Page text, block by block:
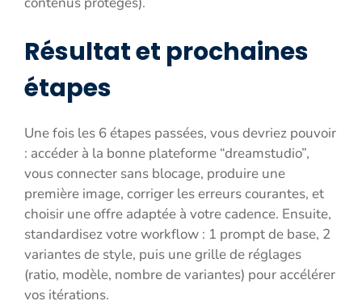
Résultat et prochaines
étapes
Une fois les 6 étapes passées, vous devriez pouvoir
: accéder à la bonne plateforme “dreamstudio”,
vous connecter sans blocage, produire une
première image, corriger les erreurs courantes, et
choisir une offre adaptée à votre cadence. Ensuite,
standardisez votre workflow : 1 prompt de base, 2
variantes de style, puis une grille de réglages
(ratio, modèle, nombre de variantes) pour accélérer
vos itérations.